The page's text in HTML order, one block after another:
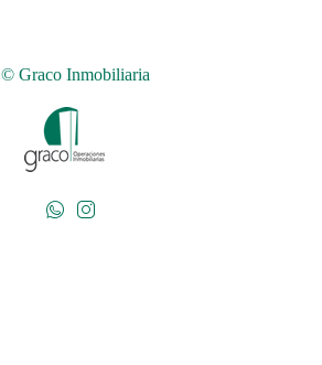
© Graco Inmobiliaria